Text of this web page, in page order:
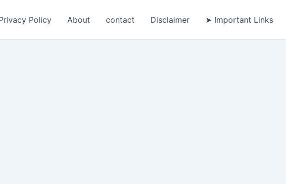
Policy About contact Disclaimer ➤ Important Links